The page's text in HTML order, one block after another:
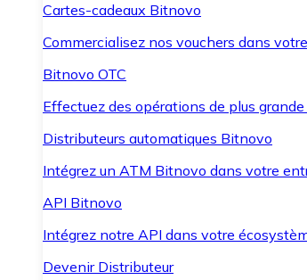
Cartes-cadeaux Bitnovo
Commercialisez nos vouchers dans
Bitnovo OTC
Effectuez des opérations de plus
Distributeurs automatiques Bitnovo
Intégrez un ATM Bitnovo dans votre
API Bitnovo
Intégrez notre API dans votre
Devenir Distributeur